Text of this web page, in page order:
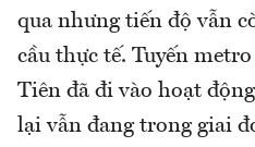
qua nhưng tiến độ vẫn
cầu thực tế. Tuyến
Tiên đã đi vào hoạt
lại vẫn đang trong giai